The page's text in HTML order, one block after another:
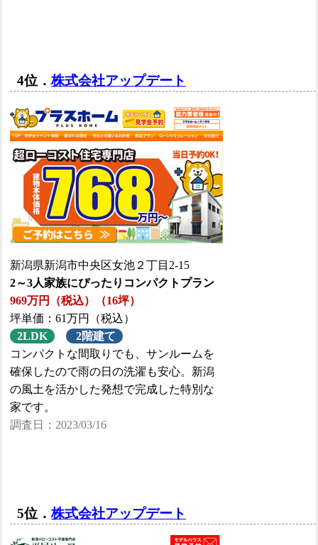
4位．株式会社アップデート
新潟県新潟市中央区女池２丁目2-15
2～3人家族にぴったりコンパクトプラン
969万円（税込）（16坪）
坪単価：61万円（税込）
2LDK
2階建て
コンパクトな間取りでも、サンルームを
確保したので雨の日の洗濯も安心。新潟
の風土を活かした発想で完成した特別な
家です。
調査日：2023/03/16
5位．株式会社アップデート